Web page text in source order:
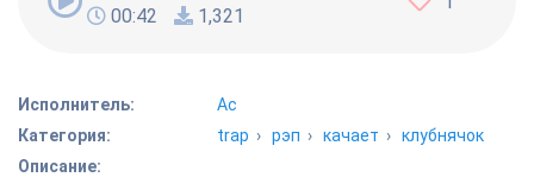
00:42
1,321
Исполнитель:
Ac
Категория:
trap ›рэп ›качает ›клубнячок
Описание: